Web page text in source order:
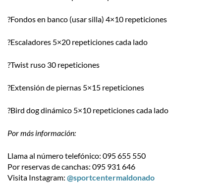
?Fondos en banco (usar silla) 4×10 repeticiones
?Escaladores 5×20 repeticiones cada lado
?Twist ruso 30 repeticiones
?Extensión de piernas 5×15 repeticiones
?Bird dog dinámico 5×10 repeticiones cada lado
Por más información:
Llama al número telefónico: 095 655 550
Por reservas de canchas: 095 931 646
Visita Instagram: @sportcentermaldonado